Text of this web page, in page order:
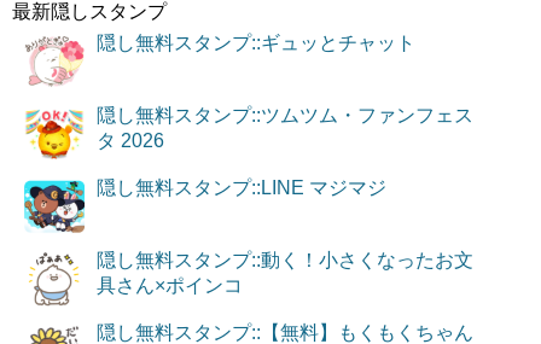
最新隠しスタンプ
隠し無料スタンプ::ギュッとチャット
隠し無料スタンプ::ツムツム・ファンフェス
タ 2026
隠し無料スタンプ::LINE マジマジ
隠し無料スタンプ::動く！小さくなったお文
具さん×ポインコ
隠し無料スタンプ::【無料】もくもくちゃん